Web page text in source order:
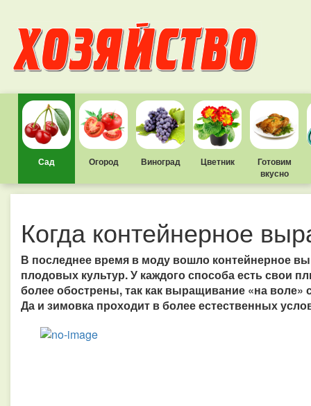
Сад Огород Виноград Цветник
Готовим
вкусно
Когда контейнерное
В последнее время в моду вошло контейнерное
плодовых культур. У каждого способа есть свои
более обострены, так как выращивание «на воле»
Да и зимовка проходит в более естественных